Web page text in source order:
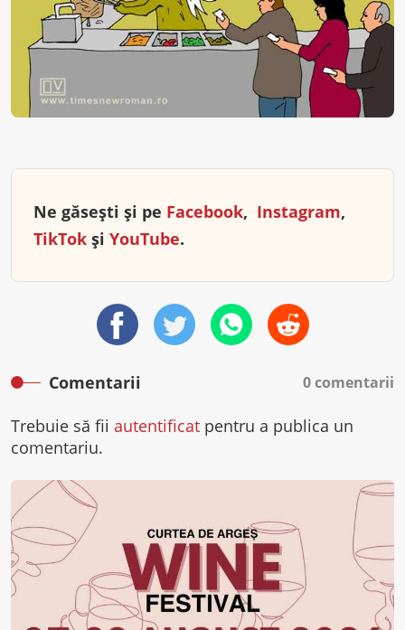
Ne găsești și pe Facebook, Instagram,
TikTok și YouTube.
Comentarii 0 comentarii
Trebuie să fii autentificat pentru a publica un
comentariu.